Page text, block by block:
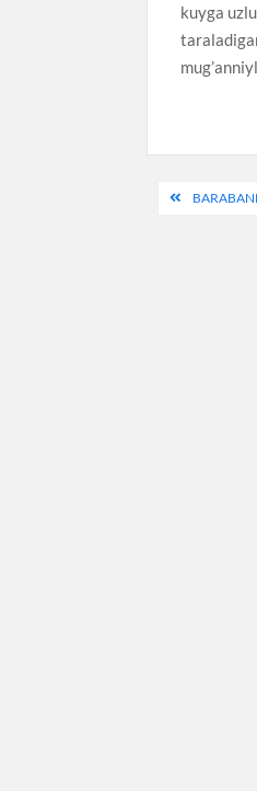
kuyga
Post